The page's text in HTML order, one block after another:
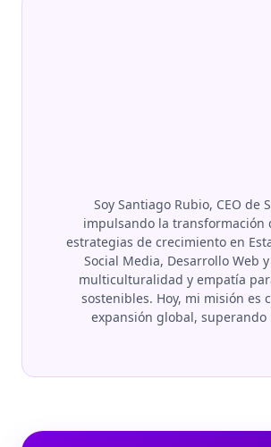
Soy Santiago Rubio, CEO de
impulsando la transformación
estrategias de crecimiento en
Social Media, Desarrollo Web
multiculturalidad y empatía
sostenibles. Hoy, mi misión es
expansión global,